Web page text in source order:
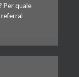
Per quale